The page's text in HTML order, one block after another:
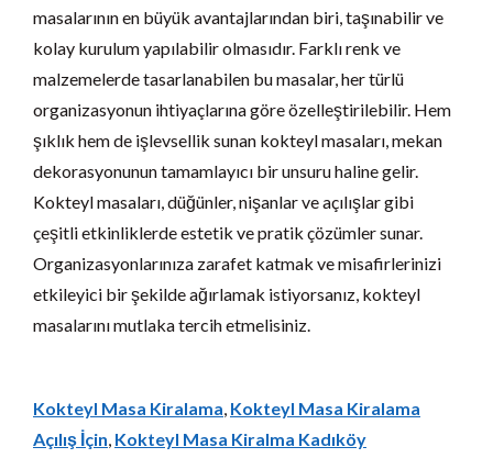
masalarının en büyük avantajlarından biri, taşınabilir ve
kolay kurulum yapılabilir olmasıdır. Farklı renk ve
malzemelerde tasarlanabilen bu masalar, her türlü
organizasyonun ihtiyaçlarına göre özelleştirilebilir. Hem
şıklık hem de işlevsellik sunan kokteyl masaları, mekan
dekorasyonunun tamamlayıcı bir unsuru haline gelir.
Kokteyl masaları, düğünler, nişanlar ve açılışlar gibi
çeşitli etkinliklerde estetik ve pratik çözümler sunar.
Organizasyonlarınıza zarafet katmak ve misafirlerinizi
etkileyici bir şekilde ağırlamak istiyorsanız, kokteyl
masalarını mutlaka tercih etmelisiniz.
Kokteyl Masa Kiralama, Kokteyl Masa Kiralama
Açılış İçin, Kokteyl Masa Kiralma Kadıköy